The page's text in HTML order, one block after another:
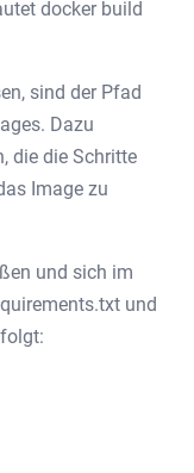
docker build
sind der Pfad
Dazu
die die Schritte
Image zu
und sich im
und